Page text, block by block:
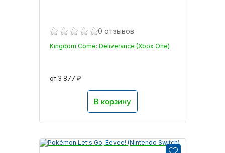
0 отзывов
Kingdom Come: Deliverance (Xbox One)
от 3 877 ₽
В корзину